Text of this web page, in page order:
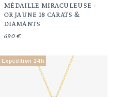
MÉDAILLE MIRACULEUSE -
OR JAUNE 18 CARATS &
DIAMANTS
690 €
Expédition 24h